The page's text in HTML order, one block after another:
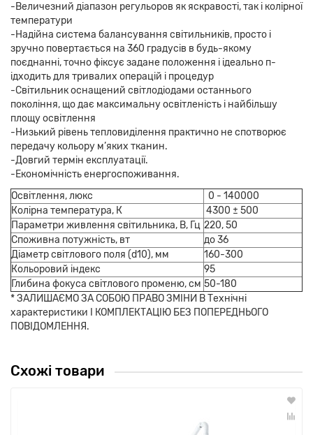
-Величезний діапазон регульоров як яскравості, так і колірної
температури
-Надійна система балансування світильників, просто і
зручно повертається на 360 градусів в будь-якому
поєднанні, точно фіксує задане положення і ідеально п-
ідходить для тривалих операцій і процедур
-Світильник оснащений світлодіодами останнього
покоління, що дає максимальну освітленість і найбільшу
площу освітлення
-Низький рівень тепловиділення практично не спотворює
передачу кольору м’яких тканин.
-Довгий термін експлуатації.
-Економічність енергоспоживання.
Освітлення, люкс
0 - 140000
Колірна температура, К
4300 ± 500
Параметри живлення світильника, В, Гц 220, 50
Споживна потужність, вт
до 36
Діаметр світлового поля (d10), мм
160-300
Кольоровий індекс
95
Глибина фокуса світлового променю, см 50-180
* ЗАЛИШАЄМО ЗА СОБОЮ ПРАВО ЗМІНИ В Технічні
характеристики І КОМПЛЕКТАЦІЮ БЕЗ ПОПЕРЕДНЬОГО
ПОВІДОМЛЕННЯ.
Схожі товари